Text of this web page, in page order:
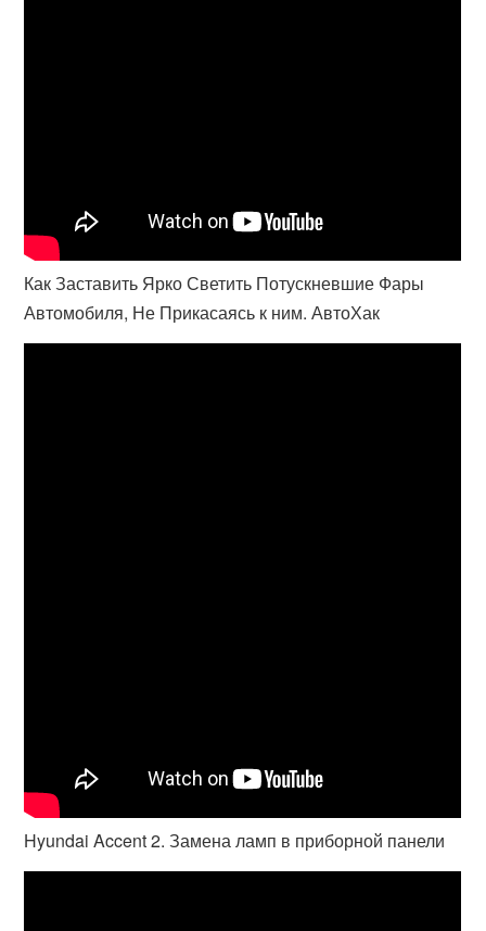
Как Заставить Ярко Светить Потускневшие Фары
Автомобиля, Не Прикасаясь к ним. АвтоХак
Hyundai Accent 2. Замена ламп в приборной панели